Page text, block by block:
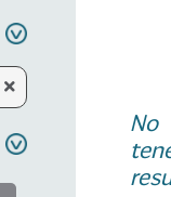
No